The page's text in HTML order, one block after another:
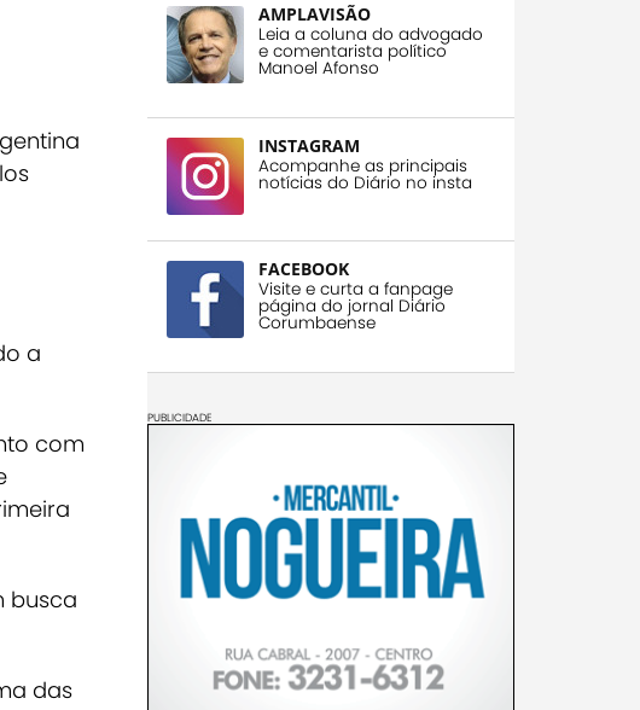
a
com
busca
das
AMPLAVISÃO
Leia a coluna do advogado
e comentarista político
Manoel Afonso
INSTAGRAM
Acompanhe as principais
notícias do Diário no insta
FACEBOOK
Visite e curta a fanpage
página do jornal Diário
Corumbaense
PUBLICIDADE